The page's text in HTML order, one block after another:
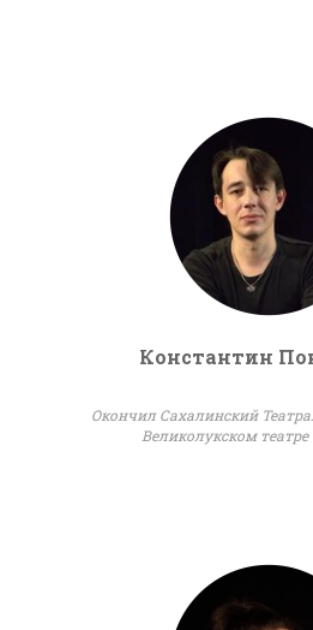
Константин
Окончил Сахалинский
Великолукском театре